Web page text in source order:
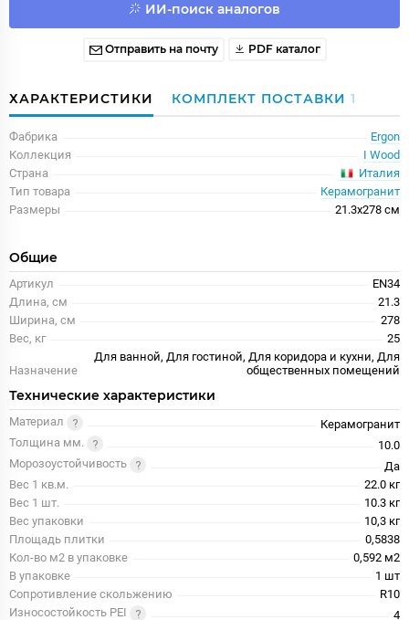
ИИ-поиск аналогов
Отправить на почту PDF каталог
ХАРАКТЕРИСТИКИ КОМПЛЕКТ ПОСТАВКИ 1
Фабрика
Ergon
Коллекция
I Wood
Страна
Италия
Тип товара
Керамогранит
Размеры
21.3x278 см
Общие
Артикул
EN34
Длина, см
21.3
Ширина, см
278
Вес, кг
25
Назначение
Для ванной, Для гостиной, Для коридора и кухни, Для
общественных помещений
Технические характеристики
Материал
Керамогранит
Толщина мм.
10.0
Морозоустойчивость
Да
Вес 1 кв.м.
22.0 кг
Вес 1 шт.
10.3 кг
Вес упаковки
10,3 кг
Площадь плитки
0,5838
Кол-во м2 в упаковке
0,592 м2
В упаковке
1 шт
Сопротивление скольжению
R10
Износостойкость PEI
4